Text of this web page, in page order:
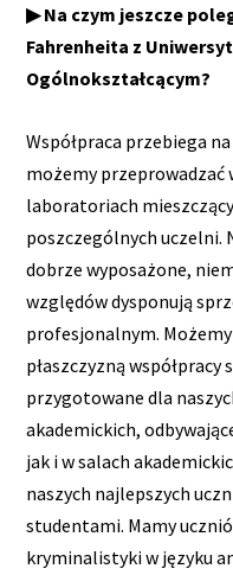
▶ Na czym jeszcze
Fahrenheita z
Ogólnokształcącym?
Współpraca przebiega
możemy przeprowadzać
laboratoriach
poszczególnych uczelni.
dobrze wyposażone,
względów dysponują
profesjonalnym.
płaszczyzną współpracy
przygotowane dla
akademickich,
jak i w salach
naszych najlepszych
studentami. Mamy
kryminalistyki w języku